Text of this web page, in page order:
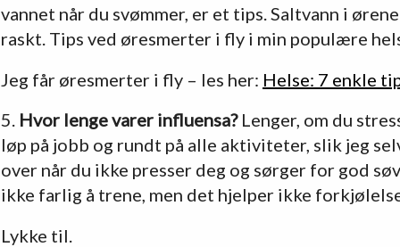
vannet når du svømmer, er et tips. Saltvann i
raskt. Tips ved øresmerter i fly i min populære
Jeg får øresmerter i fly – les her: Helse: 7 enkle
5.Hvor lenge varer influensa?Lenger, om du
løp på jobb og rundt på alle aktiviteter, slik jeg
over når du ikke presser deg og sørger for god
ikke farlig å trene, men det hjelper ikke
Lykke til.